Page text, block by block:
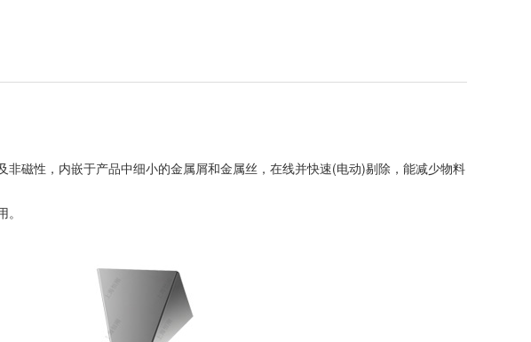
磁性，内嵌于产品中细小的金属屑和金属丝，在线并快速(电动)剔除，能减少物料